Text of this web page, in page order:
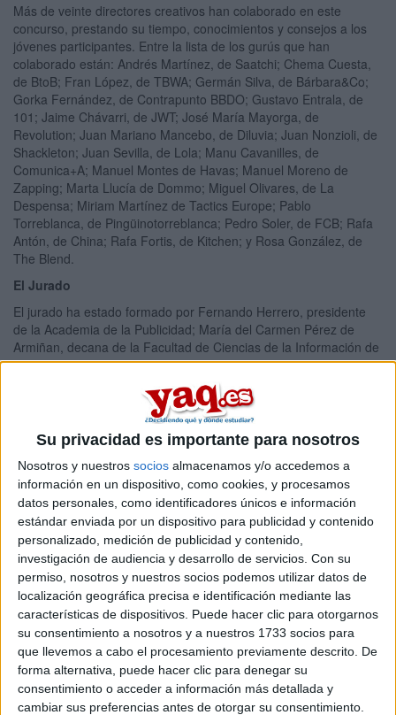
Su privacidad es importante para nosotros
Nosotros y nuestros socios almacenamos y/o accedemos a
información en un dispositivo, como cookies, y procesamos
datos personales, como identificadores únicos e información
estándar enviada por un dispositivo para publicidad y contenido
personalizado, medición de publicidad y contenido,
investigación de audiencia y desarrollo de servicios. Con su
permiso, nosotros y nuestros socios podemos utilizar datos de
localización geográfica precisa e identificación mediante las
características de dispositivos. Puede hacer clic para otorgarnos
su consentimiento a nosotros y a nuestros 1733 socios para
que llevemos a cabo el procesamiento previamente descrito. De
forma alternativa, puede hacer clic para denegar su
consentimiento o acceder a información más detallada y
cambiar sus preferencias antes de otorgar su consentimiento.
Más de veinte directores creativos han colaborado en este
concurso, prestando su tiempo, conocimientos y consejos a los
jóvenes participantes. Entre la lista de los gurús que han
colaborado están: Andrés Martínez, de Saatchi; Chema Cuesta,
de BtoB; Fran López, de TBWA; Germán Silva, de Bárbara&Co;
Gorka Fernández, de Contrapunto BBDO; Gustavo Entrala, de
101; Jaime Chávarri, de JWT; José María Mayorga, de
Revolution; Juan Mariano Mancebo, de Diluvia; Juan Nonzioli, de
Shackleton; Juan Sevilla, de Lola; Manu Cavanilles, de
Comunica+A; Manuel Montes de Havas; Manuel Moreno de
Zapping; Marta Llucía de Dommo; Miguel Olivares, de La
Despensa; Miriam Martínez de Tactics Europe; Pablo
Torreblanca, de Pingüinotorreblanca; Pedro Soler, de FCB; Rafa
Antón, de China; Rafa Fortis, de Kitchen; y Rosa González, de
The Blend.
El Jurado
El jurado ha estado formado por Fernando Herrero, presidente
de la Academia de la Publicidad; María del Carmen Pérez de
Armiñan, decana de la Facultad de Ciencias de la Información de
la UCM;Jose Luis Esteo, director creativo; Marisa Salazar,
responsable de comunicación de Cáritas España; y Verónica
Segui, directora de servicios al cliente de Tactics Europe.
Todos ellos han coincidido en destacar la calidad de los trabajos
presentados y dado sus mejores consejos a los jóvenes
participantes. "Sed humildes para seguir aprendiendo y
orgullosos de lo que hacéis", dijo Fernando Herrero.
El mejor premio
El equipo ganador del concurso, Lucía Piñero y Sara
Trascasas, es premiado con un periodo de prácticas en una
agencia de publicidad, que les abre las puertas a la carrera de
sus sueños. Además, todos los participantes se llevan una
experiencia única al haber conocido y trabajado con grandes
figuras de la publicidad durante los dos meses de desarrollo de la
campaña para este concurso.
Si tú también quieres ser uno de los grandes de la publicidad,
toma nota de este concurso y ¡participa en su próxima
convocatoria!